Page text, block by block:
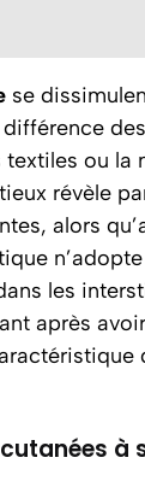
se
différence
ou la
révèle
alors
les
après
à